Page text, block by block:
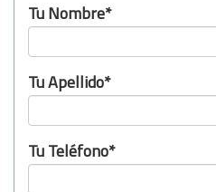
Tu Nombre*
Tu Apellido*
Tu Teléfono*